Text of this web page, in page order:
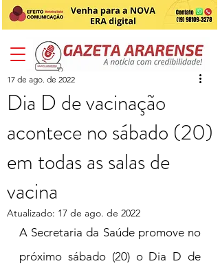
Dia D de vacinação
acontece no sábado (20)
em todas as salas de
vacina
17 de ago. de 2022
Atualizado: 17 de ago. de 2022
A Secretaria da Saúde promove no
próximo sábado (20) o Dia D de